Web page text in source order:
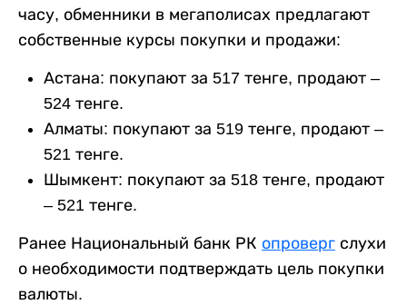
часу, обменники в мегаполисах предлагают
собственные курсы покупки и продажи:
Астана: покупают за 517 тенге, продают –
524 тенге.
Алматы: покупают за 519 тенге, продают –
521 тенге.
Шымкент: покупают за 518 тенге, продают
– 521 тенге.
Ранее Национальный банк РК опроверг слухи
о необходимости подтверждать цель покупки
валюты.